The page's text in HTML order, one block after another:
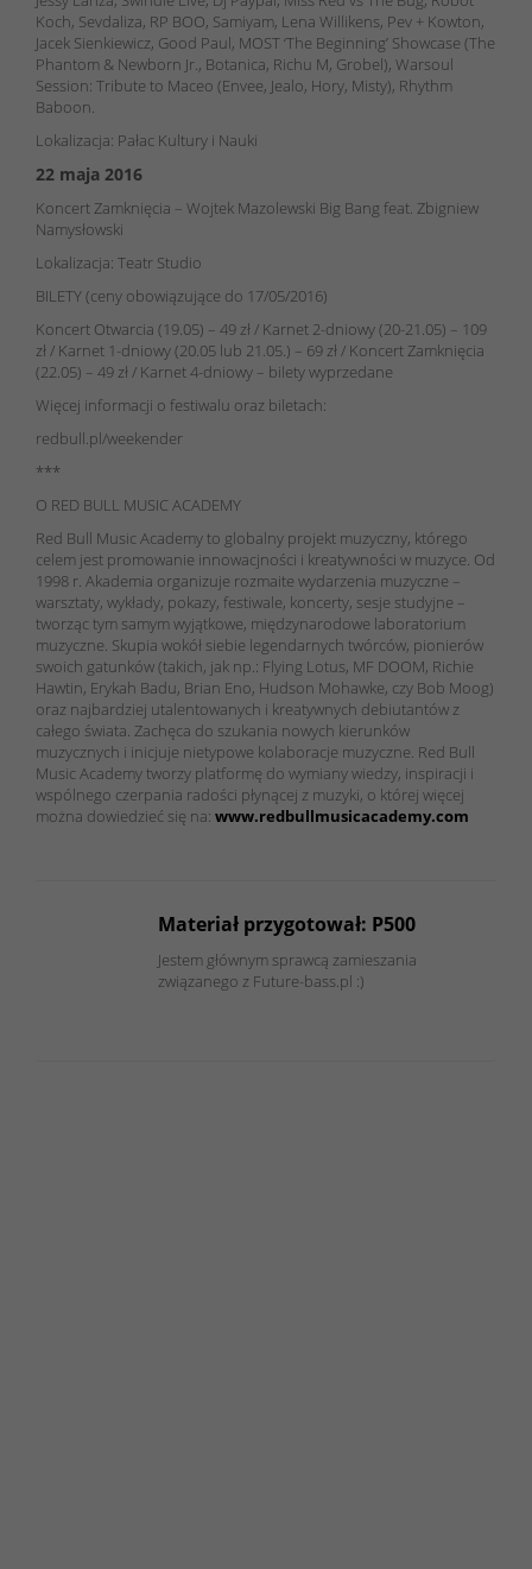
Koch, Sevdaliza, RP BOO, Samiyam, Lena Willikens, Pev + Kowton,
Jacek Sienkiewicz, Good Paul, MOST ‘The Beginning’ Showcase (The
Phantom & Newborn Jr., Botanica, Richu M, Grobel), Warsoul
Session: Tribute to Maceo (Envee, Jealo, Hory, Misty), Rhythm
Baboon.
Lokalizacja: Pałac Kultury i Nauki
22 maja 2016
Koncert Zamknięcia – Wojtek Mazolewski Big Bang feat. Zbigniew
Namysłowski
Lokalizacja: Teatr Studio
BILETY (ceny obowiązujące do 17/05/2016)
Koncert Otwarcia (19.05) – 49 zł / Karnet 2-dniowy (20-21.05) – 109
zł / Karnet 1-dniowy (20.05 lub 21.05.) – 69 zł / Koncert Zamknięcia
(22.05) – 49 zł / Karnet 4-dniowy – bilety wyprzedane
Więcej informacji o festiwalu oraz biletach:
redbull.pl/weekender
***
O RED BULL MUSIC ACADEMY
Red Bull Music Academy to globalny projekt muzyczny, którego
celem jest promowanie innowacjności i kreatywności w muzyce. Od
1998 r. Akademia organizuje rozmaite wydarzenia muzyczne –
warsztaty, wykłady, pokazy, festiwale, koncerty, sesje studyjne –
tworząc tym samym wyjątkowe, międzynarodowe laboratorium
muzyczne. Skupia wokół siebie legendarnych twórców, pionierów
swoich gatunków (takich, jak np.: Flying Lotus, MF DOOM, Richie
Hawtin, Erykah Badu, Brian Eno, Hudson Mohawke, czy Bob Moog)
oraz najbardziej utalentowanych i kreatywnych debiutantów z
całego świata. Zachęca do szukania nowych kierunków
muzycznych i inicjuje nietypowe kolaboracje muzyczne. Red Bull
Music Academy tworzy platformę do wymiany wiedzy, inspiracji i
wspólnego czerpania radości płynącej z muzyki, o której więcej
można dowiedzieć się na: www.redbullmusicacademy.com
Materiał przygotował: P500
Jestem głównym sprawcą zamieszania
związanego z Future-bass.pl :)